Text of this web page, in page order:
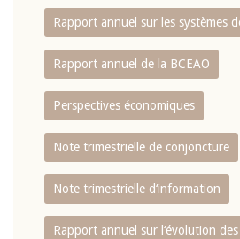
Rapport annuel sur les systèmes
Rapport annuel de la BCEAO
Perspectives économiques
Note trimestrielle de conjoncture
Note trimestrielle d‘information
Rapport annuel sur l‘évolution